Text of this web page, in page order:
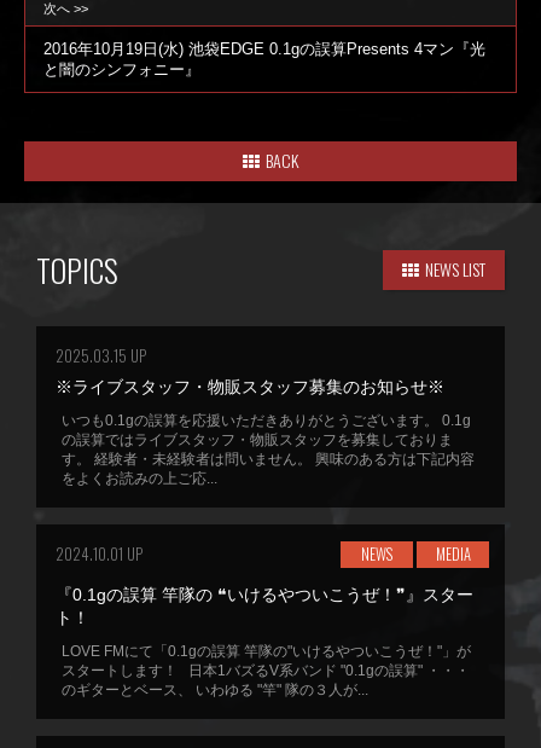
次へ >>
2016年10月19日(水) 池袋EDGE 0.1gの誤算Presents 4マン『光
と闇のシンフォニー』
BACK
TOPICS NEWS LIST
2025.03.15 UP
※ライブスタッフ・物販スタッフ募集のお知らせ※
いつも0.1gの誤算を応援いただきありがとうございます。 0.1g
の誤算ではライブスタッフ・物販スタッフを募集しておりま
す。 経験者・未経験者は問いません。 興味のある方は下記内容
をよくお読みの上ご応...
2024.10.01 UP NEWS MEDIA
『0.1gの誤算 竿隊の ❝いけるやついこうぜ！❞』スター
ト！
LOVE FMにて「0.1gの誤算 竿隊の"いけるやついこうぜ！"」が
スタートします！ 日本1バズるV系バンド "0.1gの誤算" ・・・
のギターとベース、 いわゆる "竿" 隊の３人が...